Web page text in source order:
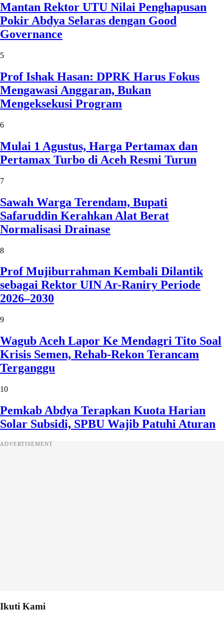
Mantan Rektor UTU Nilai Penghapusan
Pokir Abdya Selaras dengan Good
Governance
5
Prof Ishak Hasan: DPRK Harus Fokus
Mengawasi Anggaran, Bukan
Mengeksekusi Program
6
Mulai 1 Agustus, Harga Pertamax dan
Pertamax Turbo di Aceh Resmi Turun
7
Sawah Warga Terendam, Bupati
Safaruddin Kerahkan Alat Berat
Normalisasi Drainase
8
Prof Mujiburrahman Kembali Dilantik
sebagai Rektor UIN Ar-Raniry Periode
2026–2030
9
Wagub Aceh Lapor Ke Mendagri Tito Soal
Krisis Semen, Rehab-Rekon Terancam
Terganggu
10
Pemkab Abdya Terapkan Kuota Harian
Solar Subsidi, SPBU Wajib Patuhi Aturan
ADVERTISEMENT
Ikuti Kami